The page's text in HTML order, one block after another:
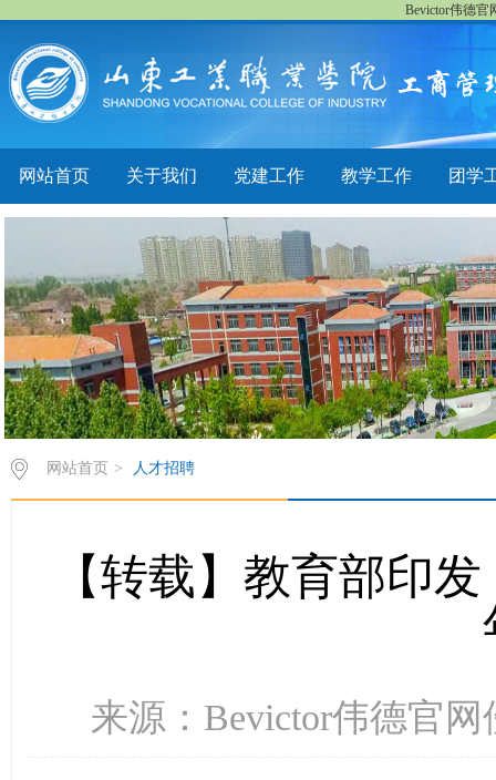
Bevictor伟德官
网站首页 关于我们 党建工作 教学工作 团学
网站首页 > 人才招聘
【转载】教育部印
来源：Bevictor伟德官